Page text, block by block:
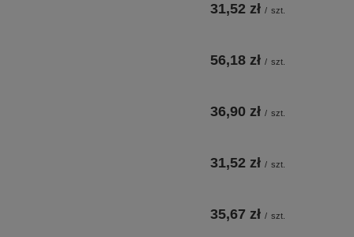
31,52 zł / szt.
56,18 zł / szt.
36,90 zł / szt.
31,52 zł / szt.
35,67 zł / szt.